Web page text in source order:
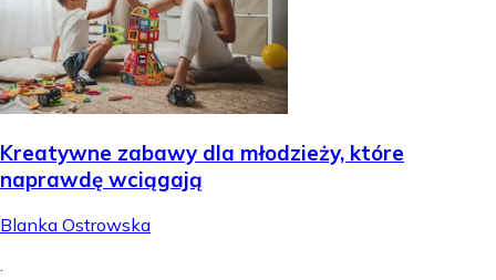
Kreatywne zabawy dla młodzieży, które
naprawdę wciągają
Blanka Ostrowska